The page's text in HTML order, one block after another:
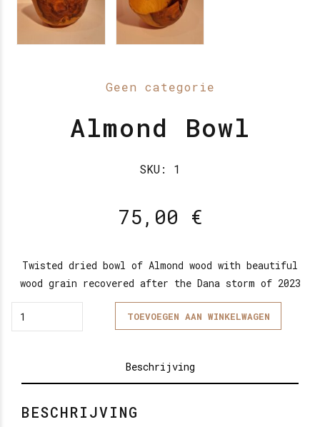
Geen categorie
Almond Bowl
SKU: 1
75,00 €
Twisted dried bowl of Almond wood with beautiful
wood grain recovered after the Dana storm of 2023
TOEVOEGEN AAN WINKELWAGEN
Beschrijving
BESCHRIJVING